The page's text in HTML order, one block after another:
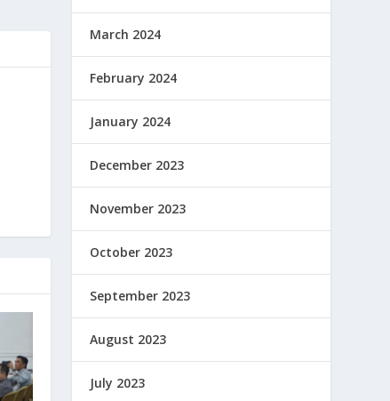
March 2024
February 2024
January 2024
December 2023
November 2023
October 2023
September 2023
August 2023
July 2023